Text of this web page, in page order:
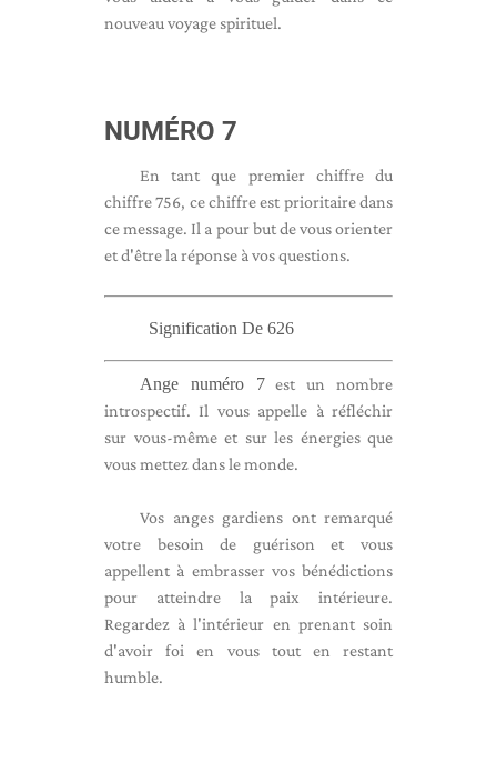
nouveau voyage spirituel.
NUMÉRO 7
En tant que premier chiffre du
chiffre 756, ce chiffre est prioritaire dans
ce message. Il a pour but de vous orienter
et d'être la réponse à vos questions.
Signification De 626
Ange numéro 7est un nombre
introspectif. Il vous appelle à réfléchir
sur vous-même et sur les énergies que
vous mettez dans le monde.
Vos anges gardiens ont remarqué
votre besoin de guérison et vous
appellent à embrasser vos bénédictions
pour atteindre la paix intérieure.
Regardez à l'intérieur en prenant soin
d'avoir foi en vous tout en restant
humble.